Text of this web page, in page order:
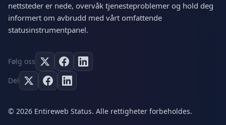
nettsteder er nede, overvåk tjenesteproblemer og hold deg
informert om avbrudd med vårt omfattende
statusinstrumentpanel.
Følg oss
Del
© 2026 Entireweb Status. Alle rettigheter forbeholdes.